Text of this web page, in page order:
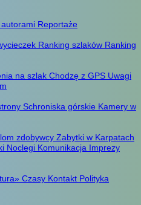
Reportaże
Ranking szlaków Ranking
na szlak Chodzę z GPS Uwagi
Schroniska górskie Kamery w
zdobywcy Zabytki w Karpatach
Noclegi Komunikacja Imprezy
Czasy Kontakt Polityka